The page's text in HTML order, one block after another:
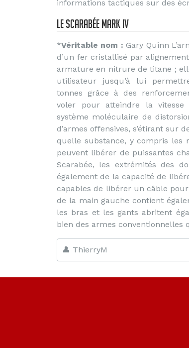
informations tactiques sur des
le Scarabée Mark IV
*Véritable nom : Gary Quinn
d’un fer cristallisé par
armature en nitrure de titane ;
utilisateur jusqu’à lui
tonnes grâce à des
voler pour atteindre la
système moléculaire de
d’armes offensives, s’étirant sur
quelle substance, y compris les
peuvent libérer de puissantes
Scarabée, les extrémités des
également de la capacité de
capables de libérer un câble
de la main gauche contient
les bras et les gants abritent
bien des armes conventionnelles
👤 ThierryM